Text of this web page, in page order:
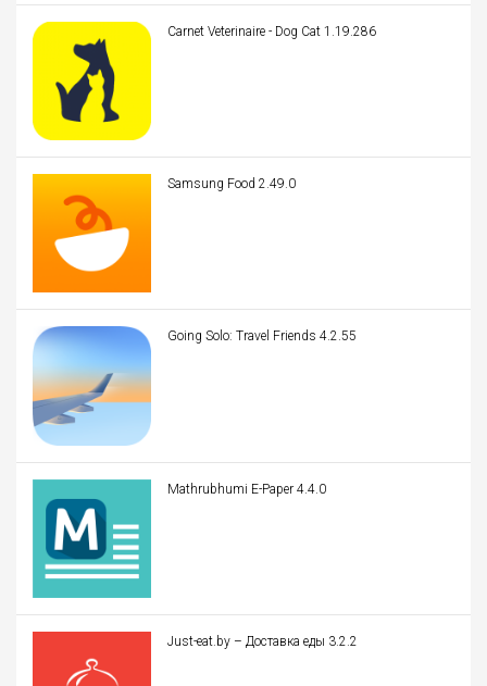
Carnet Veterinaire - Dog Cat 1.19.286
Samsung Food 2.49.0
Going Solo: Travel Friends 4.2.55
Mathrubhumi E-Paper 4.4.0
Just-eat.by – Доставка еды 3.2.2